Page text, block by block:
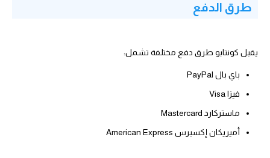
طرق الدفع
يقبل كونتابو طرق دفع مختلفة تشمل:
باي بال PayPal
فيزا Visa
ماستركارد Mastercard
أميريكان إكسبرس American Express